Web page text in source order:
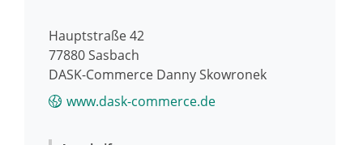
DASK-Commerce Danny Skowronek
Hauptstraße 42
77880Sasbach
www.dask-commerce.de